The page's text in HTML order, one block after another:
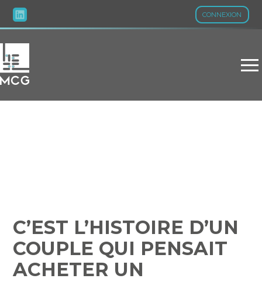
CONNEXION
Aller
au
C’EST L’HISTOIRE D’UN
COUPLE QUI PENSAIT
ACHETER UN